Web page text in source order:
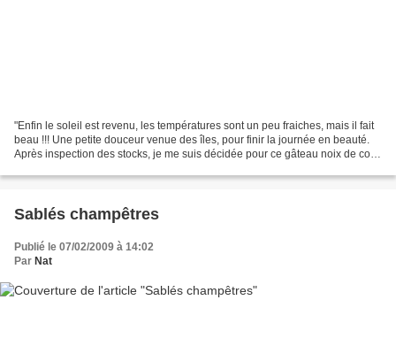
"Enfin le soleil est revenu, les températures sont un peu fraiches, mais il fait
beau !!! Une petite douceur venue des îles, pour finir la journée en beauté.
Après inspection des stocks, je me suis décidée pour ce gâteau noix de coco
Sablés champêtres
Publié le 07/02/2009 à 14:02
Par Nat